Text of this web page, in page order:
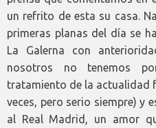
un refrito de esta su casa.
primeras planas del día se
La Galerna con
nosotros no tenemos
tratamiento de la actualidad
veces, pero serio siempre) y
al Real Madrid, un amor